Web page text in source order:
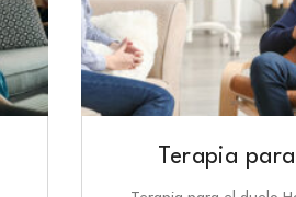
Terapia